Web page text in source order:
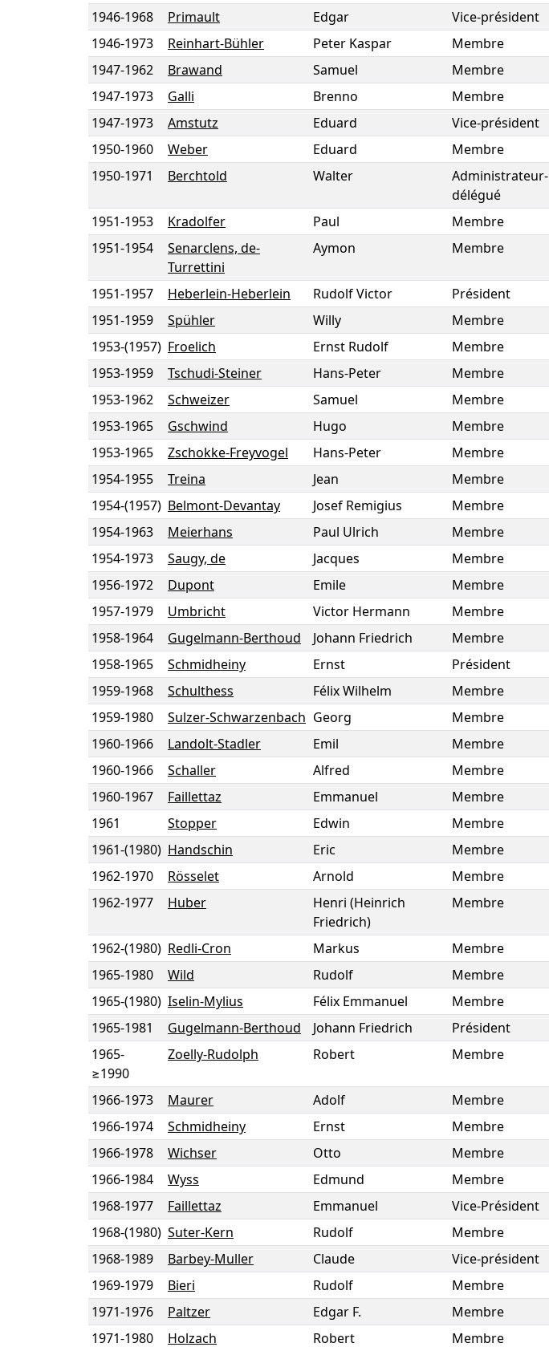
1946-1968 Primault Edgar Vice-président
1946-1973 Reinhart-Bühler Peter Kaspar Membre
1947-1962 Brawand Samuel Membre
1947-1973 Galli Brenno Membre
1947-1973 Amstutz Eduard Vice-président
1950-1960 Weber Eduard Membre
1950-1971 Berchtold Walter
Administrateur-
délégué
1951-1953 Kradolfer Paul Membre
1951-1954
Senarclens, de-
Turrettini
Aymon Membre
1951-1957 Heberlein-Heberlein Rudolf Victor Président
1951-1959 Spühler Willy Membre
1953-(1957) Froelich Ernst Rudolf Membre
1953-1959 Tschudi-Steiner Hans-Peter Membre
1953-1962 Schweizer Samuel Membre
1953-1965 Gschwind Hugo Membre
1953-1965 Zschokke-Freyvogel Hans-Peter Membre
1954-1955 Treina Jean Membre
1954-(1957) Belmont-Devantay Josef Remigius Membre
1954-1963 Meierhans Paul Ulrich Membre
1954-1973 Saugy, de Jacques Membre
1956-1972 Dupont Emile Membre
1957-1979 Umbricht Victor Hermann Membre
1958-1964 Gugelmann-Berthoud Johann Friedrich Membre
1958-1965 Schmidheiny Ernst Président
1959-1968 Schulthess Félix Wilhelm Membre
1959-1980 Sulzer-Schwarzenbach Georg Membre
1960-1966 Landolt-Stadler Emil Membre
1960-1966 Schaller Alfred Membre
1960-1967 Faillettaz Emmanuel Membre
1961 Stopper Edwin Membre
1961-(1980) Handschin Eric Membre
1962-1970 Rösselet Arnold Membre
1962-1977 Huber
Henri (Heinrich
Friedrich)
Membre
1962-(1980) Redli-Cron Markus Membre
1965-1980 Wild Rudolf Membre
1965-(1980) Iselin-Mylius Félix Emmanuel Membre
1965-1981 Gugelmann-Berthoud Johann Friedrich Président
1965-
≥1990
Zoelly-Rudolph Robert Membre
1966-1973 Maurer Adolf Membre
1966-1974 Schmidheiny Ernst Membre
1966-1978 Wichser Otto Membre
1966-1984 Wyss Edmund Membre
1968-1977 Faillettaz Emmanuel Vice-Président
1968-(1980) Suter-Kern Rudolf Membre
1968-1989 Barbey-Muller Claude Vice-président
1969-1979 Bieri Rudolf Membre
1971-1976 Paltzer Edgar F. Membre
1971-1980 Holzach Robert Membre